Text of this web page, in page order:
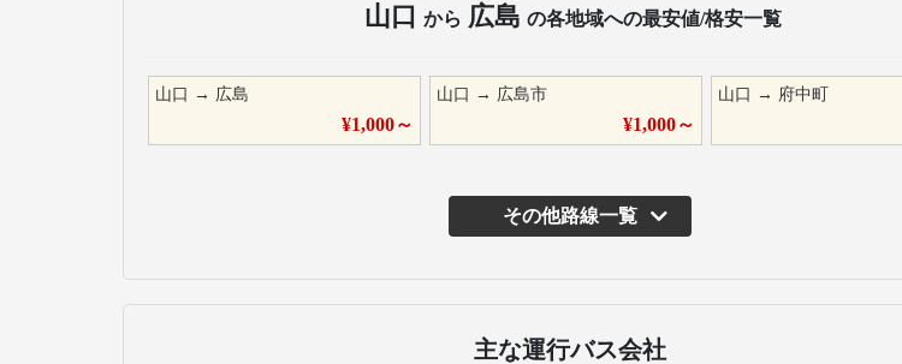
山口 から 広島 の各地域への最安値/格安一覧
山口 → 広島
¥1,000～
山口 → 広島市
¥1,000～
山口 → 府中町
その他路線一覧
主な運行バス会社